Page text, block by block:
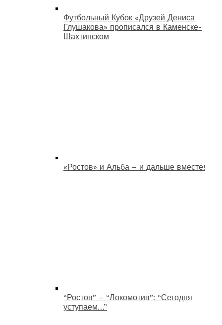
Футбольный Кубок «Друзей Дениса
Глушакова» прописался в Каменске-
Шахтинском
«Ростов» и Альба – и дальше вместе!
“Ростов” – “Локомотив”: “Сегодня
уступаем…”